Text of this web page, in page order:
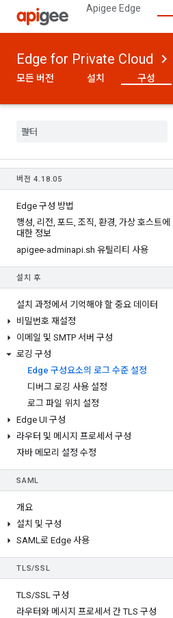
Apigee Edge
Edge for Private Cloud
모든 버전 설치 구성
버전 4.18.05
Edge 구성 방법
행성, 리전, 포드, 조직, 환경, 가상 호스트에
대한 정보
apigee-adminapi.sh 유틸리티 사용
설치 후
설치 과정에서 기억해야 할 중요 데이터
비밀번호 재설정
이메일 및 SMTP 서버 구성
로깅 구성
Edge 구성요소의 로그 수준 설정
디버그 로깅 사용 설정
로그 파일 위치 설정
Edge UI 구성
라우터 및 메시지 프로세서 구성
자바 메모리 설정 수정
SAML
개요
설치 및 구성
SAML로 Edge 사용
TLS/SSL
TLS/SSL 구성
라우터와 메시지 프로세서 간 TLS 구성